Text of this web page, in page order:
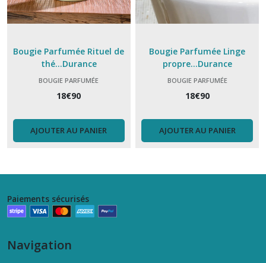
Bougie Parfumée Rituel de
thé...Durance
BOUGIE PARFUMÉE
18€90
AJOUTER AU PANIER
Bougie Parfumée Linge
propre...Durance
BOUGIE PARFUMÉE
18€90
AJOUTER AU PANIER
Paiements sécurisés
Navigation